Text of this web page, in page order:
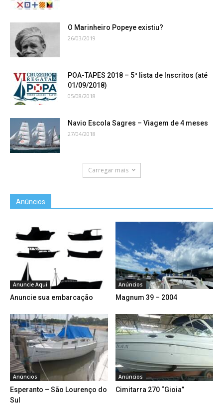
O Marinheiro Popeye existiu?
26/03/2019
POA-TAPES 2018 – 5ª lista de Inscritos (até
01/09/2018)
05/08/2018
Navio Escola Sagres – Viagem de 4 meses
27/04/2018
Carregar mais
Anúncios
Anuncie Aqui
Anuncie sua embarcação
Anúncios
Magnum 39 – 2004
Anúncios
Esperanto – São Lourenço do
Sul
Anúncios
Cimitarra 270 “Gioia”